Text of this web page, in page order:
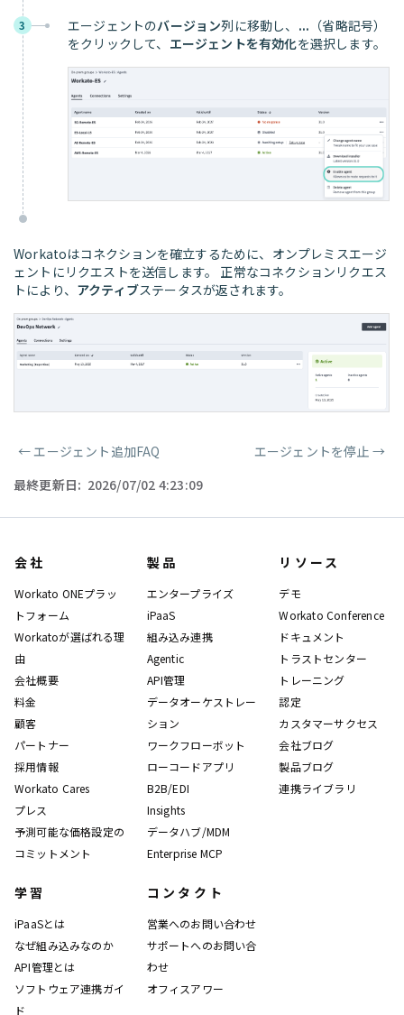
3 エージェントのバージョン列に移動し、 ... （省略記号）
をクリックして、 エージェントを有効化を選択します。
Workatoはコネクションを確立するために、オンプレミスエージ
ェントにリクエストを送信します。 正常なコネクションリクエス
トにより、 アクティブステータスが返されます。
ページャー
←エージェント追加FAQ エージェントを停止 →
最終更新日: 2026/07/02 4:23:09
会社
Workato ONEプラッ
トフォーム
Workatoが選ばれる理
由
会社概要
料金
顧客
パートナー
採用情報
Workato Cares
プレス
予測可能な価格設定の
コミットメント
製品
エンタープライズ
iPaaS
組み込み連携
Agentic
API管理
データオーケストレー
ション
ワークフローボット
ローコードアプリ
B2B/EDI
Insights
データハブ/MDM
Enterprise MCP
リソース
デモ
Workato Conference
ドキュメント
トラストセンター
トレーニング
認定
カスタマーサクセス
会社ブログ
製品ブログ
連携ライブラリ
学習
iPaaSとは
なぜ組み込みなのか
API管理とは
ソフトウェア連携ガイ
ド
コンタクト
営業へのお問い合わせ
サポートへのお問い合
わせ
オフィスアワー